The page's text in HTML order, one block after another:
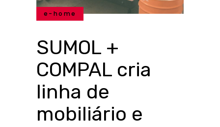
e-home
SUMOL +
COMPAL cria
linha de
mobiliário e